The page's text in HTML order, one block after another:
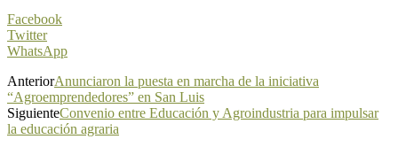
Facebook
Twitter
WhatsApp
AnteriorAnunciaron la puesta en marcha de la iniciativa
“Agroemprendedores” en San Luis
SiguienteConvenio entre Educación y Agroindustria para impulsar
la educación agraria